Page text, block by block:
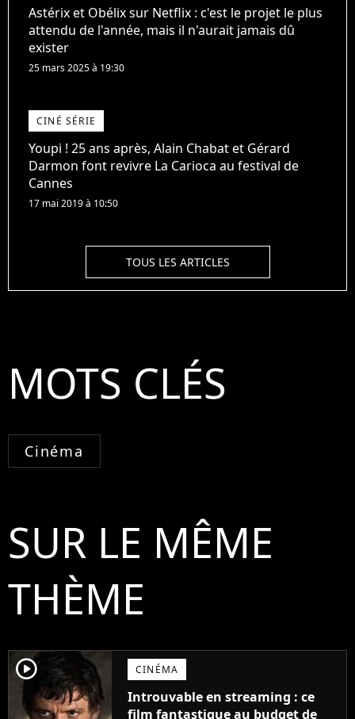
Astérix et Obélix sur Netflix : c'est le projet le plus
attendu de l'année, mais il n'aurait jamais dû
exister
25 mars 2025 à 19:30
CINÉ SÉRIE
Youpi ! 25 ans après, Alain Chabat et Gérard
Darmon font revivre La Carioca au festival de
Cannes
17 mai 2019 à 10:50
TOUS LES ARTICLES
MOTS CLÉS
Cinéma
SUR LE MÊME
THÈME
player2 CINÉMA
Introuvable en streaming : ce
film fantastique au budget de